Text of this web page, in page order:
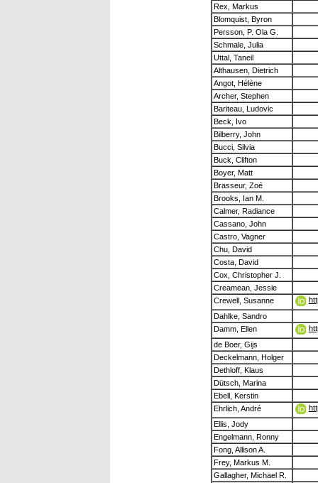
Rex, Markus
Blomquist, Byron
Persson, P. Ola G.
Schmale, Julia
Uttal, Taneil
Althausen, Dietrich
Angot, Hélène
Archer, Stephen
Bariteau, Ludovic
Beck, Ivo
Bilberry, John
Bucci, Silvia
Buck, Clifton
Boyer, Matt
Brasseur, Zoé
Brooks, Ian M.
Calmer, Radiance
Cassano, John
Castro, Vagner
Chu, David
Costa, David
Cox, Christopher J.
Creamean, Jessie
Crewell, Susanne
Dahlke, Sandro
Damm, Ellen
de Boer, Gijs
Deckelmann, Holger
Dethloff, Klaus
Dütsch, Marina
Ebell, Kerstin
Ehrlich, André
Ellis, Jody
Engelmann, Ronny
Fong, Allison A.
Frey, Markus M.
Gallagher, Michael R.